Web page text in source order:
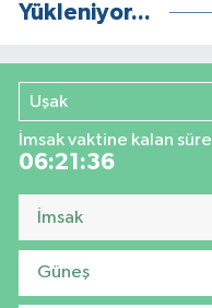
Yükleniyor...
Uşak
İmsak vaktine kalan süre
06:21:35
İmsak
Güneş